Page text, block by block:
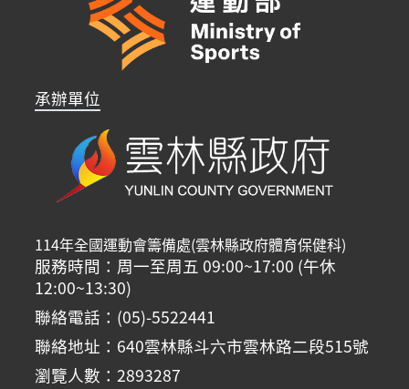
承辦單位
114年全國運動會籌備處(雲林縣政府體育保健科)
服務時間：周一至周五 09:00~17:00 (午休
12:00~13:30)
聯絡電話：(05)-5522441
聯絡地址：640雲林縣斗六市雲林路二段515號
瀏覽人數：2893287